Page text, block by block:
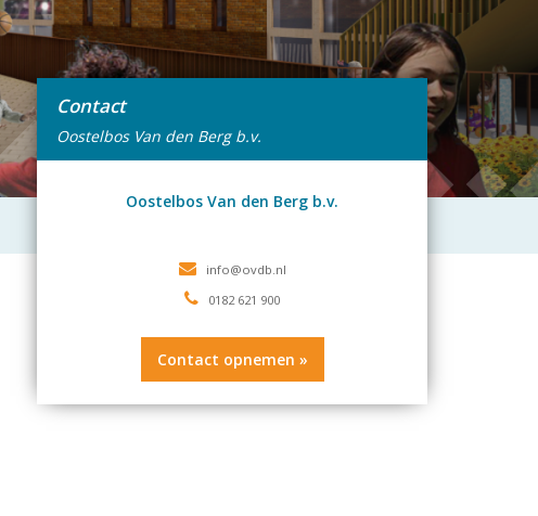
Contact
Oostelbos Van den Berg b.v.
Oostelbos Van den Berg b.v.
0182 621 900
Contact opnemen »